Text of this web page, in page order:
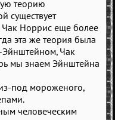
теорию
существует
Чак Норрис еще более
эта же теория была
Эйнштейном, Чак
мы знаем Эйнштейна
под мороженого,
человеческим